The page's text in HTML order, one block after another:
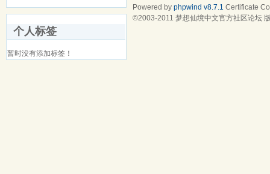
个人标签
暂时没有添加标签！
Powered by phpwind v8.7.1 Certificate
©2003-2011 梦想仙境中文官方社区论坛